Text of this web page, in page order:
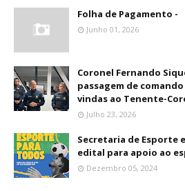
Folha de Pagamento -
Junho 01, 2026
Coronel Fernando
passagem de comando
vindas ao Tenente-
Julho 23, 2026
Secretaria de Esporte
edital para apoio ao
Dezembro 05, 2024